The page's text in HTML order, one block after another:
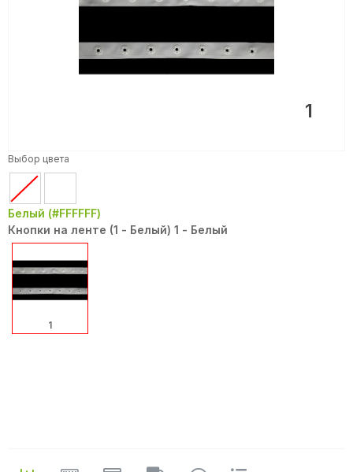
1
Выбор цвета
Белый (#FFFFFF)
Кнопки на ленте (1 - Белый) 1 - Белый
1